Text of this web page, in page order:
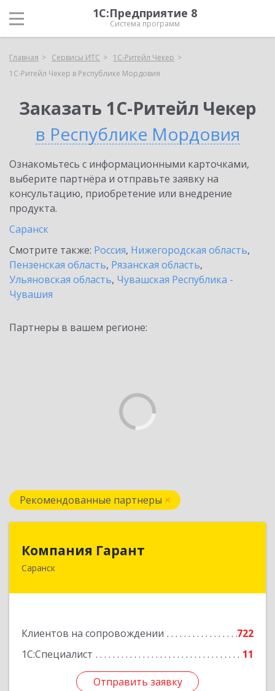
1С:Предприятие 8
Система программ
Главная Сервисы ИТС
1C-Ритейл Чекер
1C-Ритейл Чекер в Республике Мордовия
Заказать 1C-Ритейл Чекер
в Республике Мордовия
Ознакомьтесь с информационными карточками,
выберите партнёра и отправьте заявку на
консультацию, приобретение или внедрение
продукта.
Саранск
Смотрите также: Россия, Нижегородская область,
Пензенская область, Рязанская область,
Ульяновская область, Чувашская Республика -
Чувашия
Партнеры в вашем регионе:
Рекомендованные партнеры
Компания Гарант
Саранск
Клиентов на сопровождении
722
1С:Специалист
11
Отправить заявку
Отправить заявку